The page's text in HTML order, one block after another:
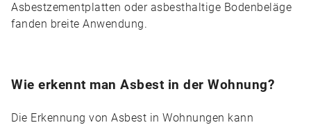
Asbestzementplatten oder asbesthaltige Bodenbeläge
fanden breite Anwendung.
Wie erkennt man Asbest in der Wohnung?
Die Erkennung von Asbest in Wohnungen kann